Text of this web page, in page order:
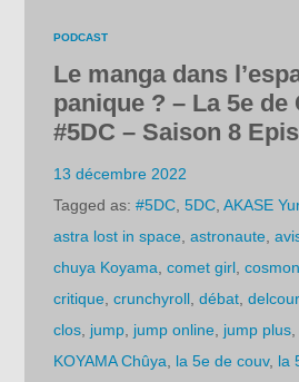
PODCAST
Le manga dans
panique ? – La 5e de
#5DC – Saison 8
13 décembre 2022
Tagged as:#5DC ,5DC ,AKASE
astra lost in space ,astronaute ,
chuya Koyama ,comet girl ,
critique ,crunchyroll ,débat ,
clos jump jump online jump plus
KOYAMA Chûya
la 5e de couv, la